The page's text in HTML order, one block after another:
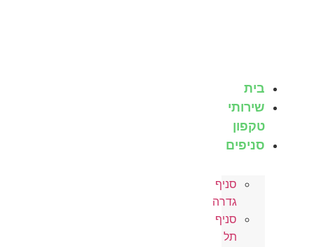
בית
שירותי
טקפון
סניפים
סניף
גדרה
סניף
תל